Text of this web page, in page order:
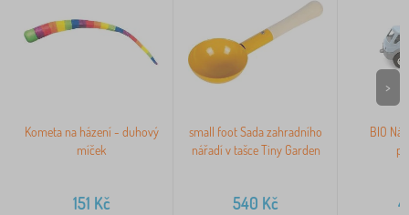
Kometa na házení - duhový
míček
151 Kč
small foot Sada zahradního
nářadí v tašce Tiny Garden
540 Kč
BIO
>